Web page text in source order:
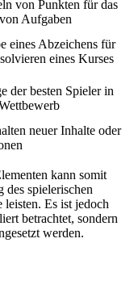
von Punkten für das
Aufgaben
eines Abzeichens für
eines Kurses
der besten Spieler in
neuer Inhalte oder
kann somit
des spielerischen
Es ist jedoch
betrachtet, sondern
werden.